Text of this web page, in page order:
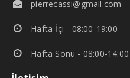
pierrecassi@gmail.com
Hafta İçi - 08:00-19:00
Hafta Sonu - 08:00-14:00